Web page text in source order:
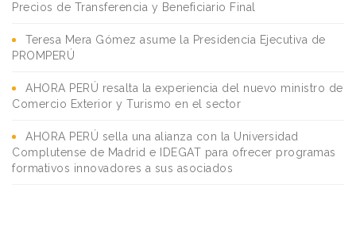
Precios de Transferencia y Beneficiario Final
Teresa Mera Gómez asume la Presidencia Ejecutiva de
PROMPERÚ
AHORA PERÚ resalta la experiencia del nuevo ministro de
Comercio Exterior y Turismo en el sector
AHORA PERÚ sella una alianza con la Universidad
Complutense de Madrid e IDEGAT para ofrecer programas
formativos innovadores a sus asociados